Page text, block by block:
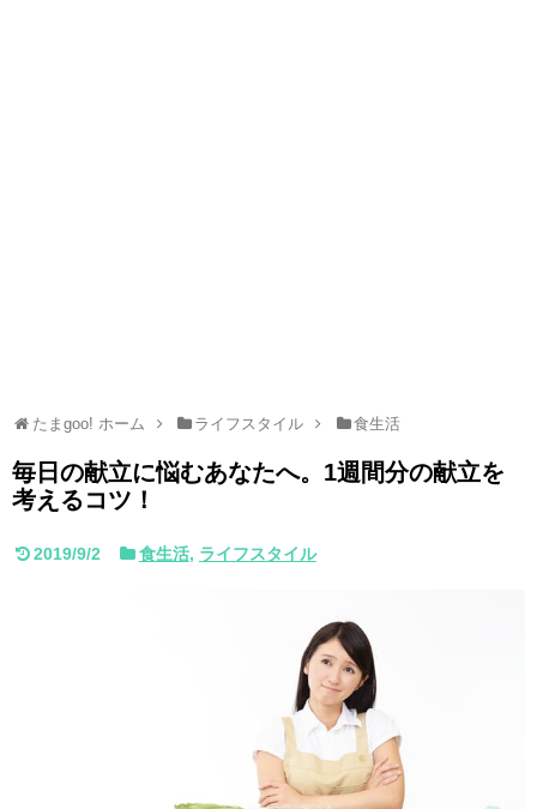
たまgoo! ホーム ライフスタイル 食生活
毎日の献立に悩むあなたへ。1週間分の献立を
考えるコツ！
2019/9/2 食生活, ライフスタイル